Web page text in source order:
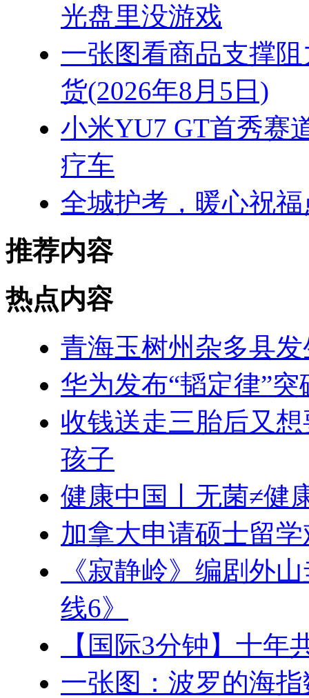
光盘里没游戏
一张图看商品支撑
货(2026年8月5日)
小米YU7 GT首秀赛
疗车
全城护考，暖心祝
推荐内容
热点内容
青海玉树州杂多县
华为发布“韬定律”
收钱送走三胎后又
孩子
健康中国丨无菌≠健
加拿大申请硕士留
《寂静岭》编剧外
线6》
【国际3分钟】十年
一张图：波罗的海